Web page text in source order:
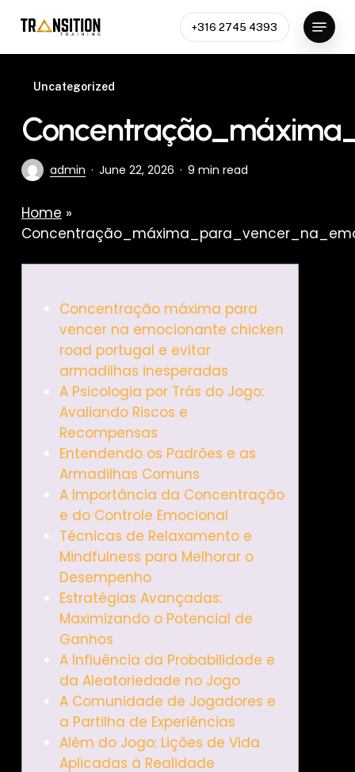
main
+316 2745 4393
Menu
Uncategorized
admin June 22, 2026 9 min read
Home »
Concentração máxima para
vencer na emocionante chicken
road portugal e evitar
armadilhas inesperadas
A Psicologia por Trás do Jogo:
Avaliando Riscos e
Recompensas
Entendendo os Padrões e as
Armadilhas Comuns
A Importância da Concentração
e do Controle Emocional
Técnicas de Relaxamento e
Mindfulness para Melhorar o
Desempenho
Estratégias Avançadas:
Maximizando o Potencial de
Ganhos
A Influência da Probabilidade e
da Aleatoriedade no Jogo
A Comunidade de Jogadores e
a Partilha de Experiências
Além do Jogo: Lições de Vida
Aplicadas à Realidade
Close